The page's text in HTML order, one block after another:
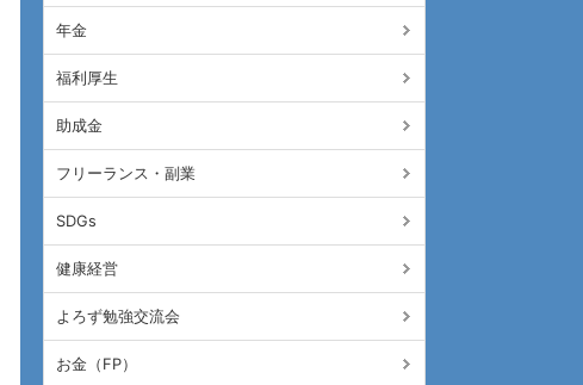
年金
福利厚生
助成金
フリーランス・副業
SDGs
健康経営
よろず勉強交流会
お金（FP）